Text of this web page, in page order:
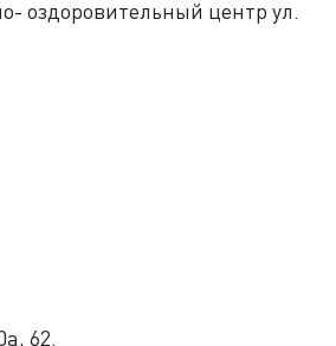
оздоровительный центр ул.
62.